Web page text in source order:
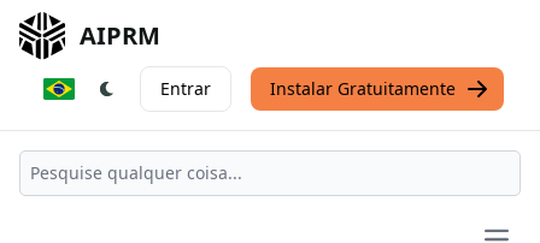
AIPRM
Entrar Instalar Gratuitamente